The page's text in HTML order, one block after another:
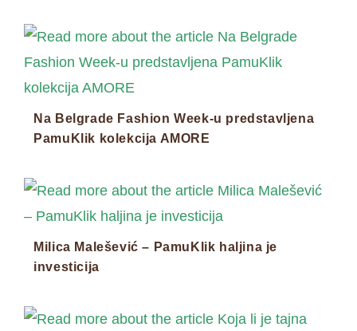
Na Belgrade Fashion Week-u predstavljena
PamuKlik kolekcija AMORE
Milica Malešević – PamuKlik haljina je
investicija